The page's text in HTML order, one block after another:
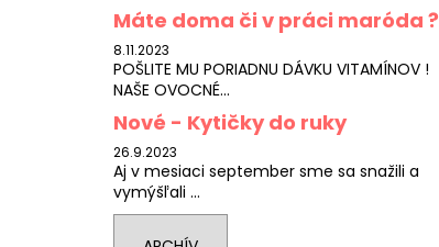
Máte doma či v práci maróda ?
8.11.2023
POŠLITE MU PORIADNU DÁVKU VITAMÍNOV !
NAŠE OVOCNÉ...
Nové - Kytičky do ruky
26.9.2023
Aj v mesiaci september sme sa snažili a
vymýšľali ...